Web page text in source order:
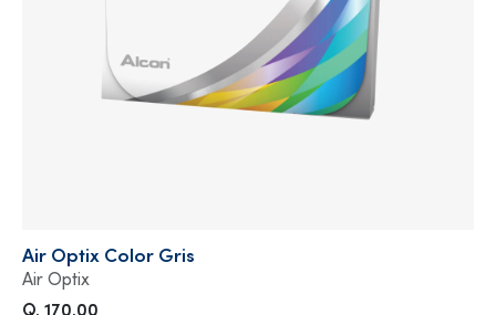
Air Optix Color Gris
Air Optix
Q. 170.00